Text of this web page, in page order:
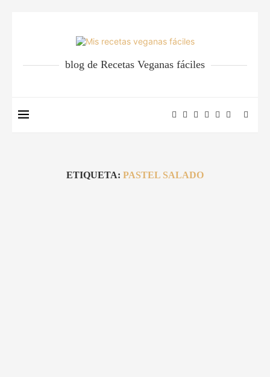
blog de Recetas Veganas fáciles
ETIQUETA: PASTEL SALADO